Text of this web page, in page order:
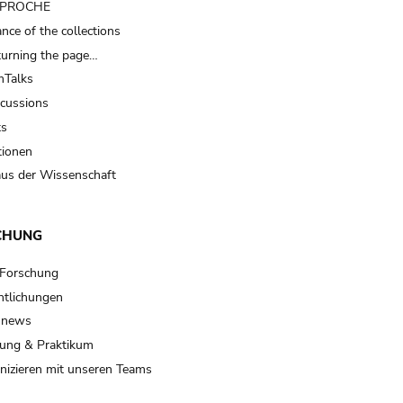
of the collections
the page…
der Wissenschaft
& Praktikum
mit unseren Teams